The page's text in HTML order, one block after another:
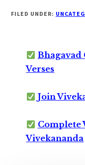
FILED UNDER:
Bhagavad
Verses
Join
Complete
Vivekananda